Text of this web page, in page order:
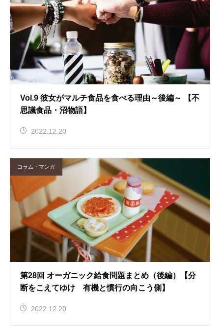
Vol.9 彼女がマルチ食品を食べる理由～後編～ 【不
思議食品・沼物語】
2022.12.20
コラム・マンガ
第28回 オーガニック給食問題まとめ（後編）【分
断をこえてゆけ 有機と慣行の向こう側】
2022.12.20